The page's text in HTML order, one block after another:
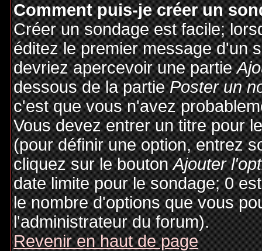
Comment puis-je créer un
Créer un sondage est facile;
éditez le premier message d'un
devriez apercevoir une partie
dessous de la partiePoster un
c'est que vous n'avez
Vous devez entrer un titre pour
(pour définir une option, entrez
cliquez sur le boutonAjouter
date limite pour le sondage; 0
le nombre d'options que vous
l'administrateur du forum).
Revenir en haut de page